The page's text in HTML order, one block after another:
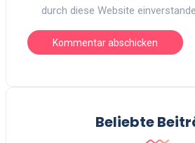
durch diese Website
Beliebte